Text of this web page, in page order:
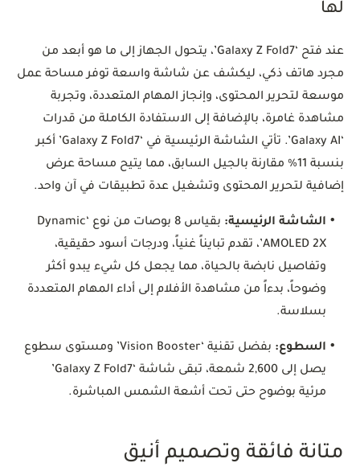
لها
عند فتح ‘Galaxy Z Fold7’، يتحول الجهاز إلى ما هو أبعد من
مجرد هاتف ذكي، ليكشف عن شاشة واسعة توفر مساحة عمل
موسعة لتحرير المحتوى، وإنجاز المهام المتعددة، وتجربة
مشاهدة غامرة، بالإضافة إلى الاستفادة الكاملة من قدرات
‘Galaxy AI’. تأتي الشاشة الرئيسية في ‘Galaxy Z Fold7’ أكبر
بنسبة 11% مقارنة بالجيل السابق، مما يتيح مساحة عرض
إضافية لتحرير المحتوى وتشغيل عدة تطبيقات في آن واحد.
• الشاشة الرئيسية:
بقياس 8 بوصات من نوع ‘Dynamic
AMOLED 2X’، تقدم تبايناً غنياً، ودرجات أسود حقيقية،
وتفاصيل نابضة بالحياة، مما يجعل كل شيء يبدو أكثر
وضوحاً، بدءاً من مشاهدة الأفلام إلى أداء المهام المتعددة
بسلاسة.
• السطوع:
بفضل تقنية ‘Vision Booster’ ومستوى سطوع
يصل إلى 2,600 شمعة، تبقى شاشة ‘Galaxy Z Fold7’
مرئية بوضوح حتى تحت أشعة الشمس المباشرة.
متانة فائقة وتصميم أنيق